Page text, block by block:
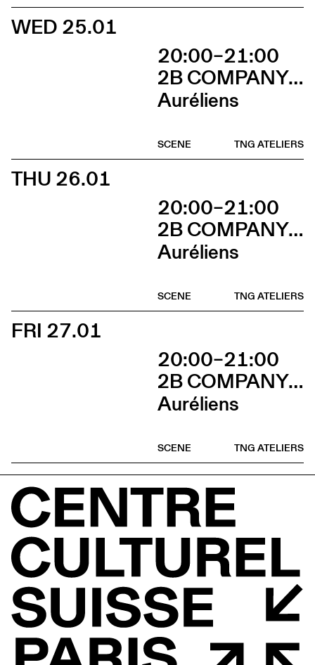
WED 25.01
20:00–21:00
2B COMPANY - FRANÇOIS GREMAUD
Auréliens
TNG ATELIERS
SCENE
THU 26.01
20:00–21:00
2B COMPANY - FRANÇOIS GREMAUD
Auréliens
TNG ATELIERS
SCENE
FRI 27.01
20:00–21:00
2B COMPANY - FRANÇOIS GREMAUD
Auréliens
TNG ATELIERS
SCENE